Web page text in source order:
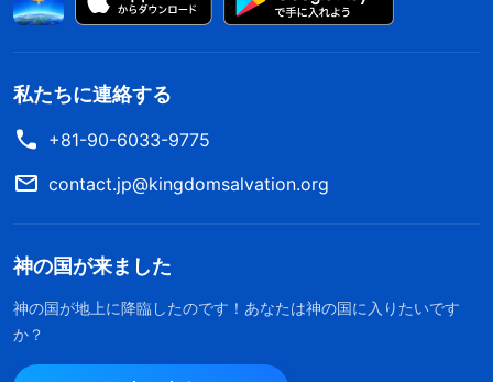
私たちに連絡する
+81-90-6033-9775
contact.jp@kingdomsalvation.org
神の国が来ました
神の国が地上に降臨したのです！あなたは神の国に入りたいです
か？